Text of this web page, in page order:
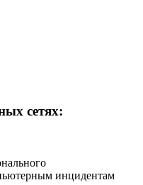
сетях:
инцидентам